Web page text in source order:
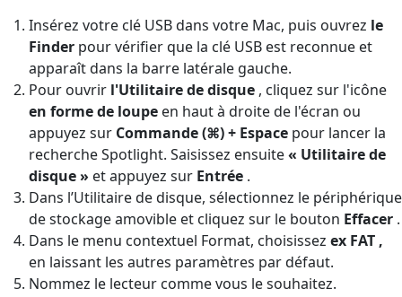
Insérez votre clé USB dans votre Mac, puis ouvrez le
Finder pour vérifier que la clé USB est reconnue et
apparaît dans la barre latérale gauche.
Pour ouvrir l'Utilitaire de disque , cliquez sur l'icône
en forme de loupe en haut à droite de l'écran ou
appuyez sur Commande (⌘) + Espace pour lancer la
recherche Spotlight. Saisissez ensuite« Utilitaire de
disque » et appuyez sur Entrée .
Dans l’Utilitaire de disque, sélectionnez le périphérique
de stockage amovible et cliquez sur le bouton Effacer .
Dans le menu contextuel Format, choisissez ex FAT ,
en laissant les autres paramètres par défaut.
Nommez le lecteur comme vous le souhaitez.